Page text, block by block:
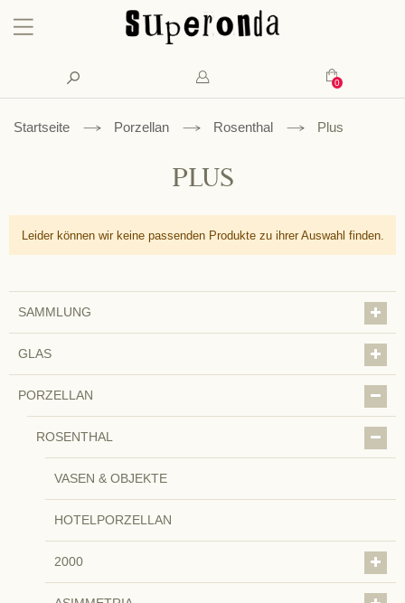
Konto
Mein
Suche
Startseite Porzellan Rosenthal Plus
PLUS
Leider können wir keine passenden Produkte zu ihrer Auswahl finden.
SAMMLUNG
GLAS
PORZELLAN
ROSENTHAL
VASEN & OBJEKTE
HOTELPORZELLAN
2000